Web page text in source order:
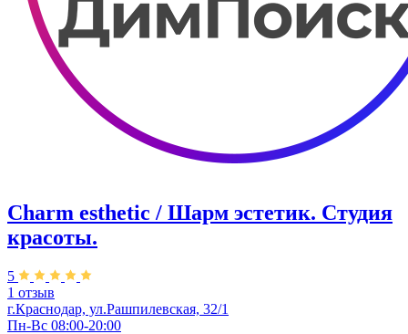
Charm esthetic / Шарм эстетик. Студия
красоты.
5
1 отзыв
г.Краснодар, ул.Рашпилевская, 32/1
Пн-Вс 08:00-20:00